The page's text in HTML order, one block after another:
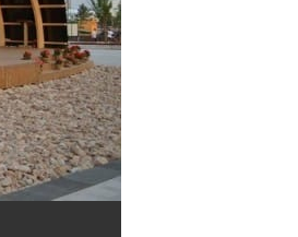
compuesto por